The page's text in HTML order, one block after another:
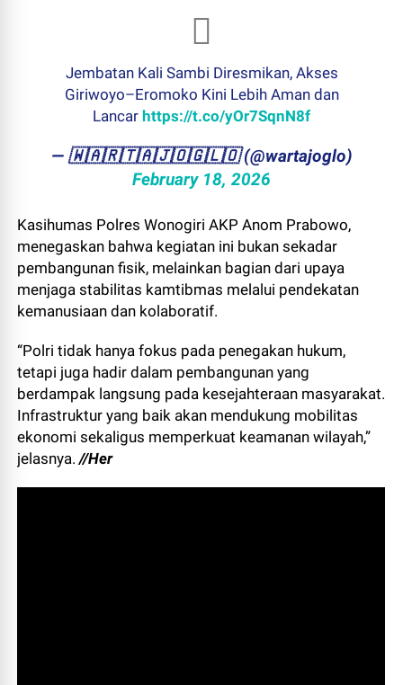
Jembatan Kali Sambi Diresmikan, Akses
Giriwoyo–Eromoko Kini Lebih Aman dan
Lancar https://t.co/yOr7SqnN8f
— ​🇼​​🇦​​🇷​​🇹​​🇦​​🇯​​🇴​​🇬​​🇱​​🇴 (@wartajoglo)
February 18, 2026
Kasihumas Polres Wonogiri AKP Anom Prabowo,
menegaskan bahwa kegiatan ini bukan sekadar
pembangunan fisik, melainkan bagian dari upaya
menjaga stabilitas kamtibmas melalui pendekatan
kemanusiaan dan kolaboratif.
“Polri tidak hanya fokus pada penegakan hukum,
tetapi juga hadir dalam pembangunan yang
berdampak langsung pada kesejahteraan masyarakat.
Infrastruktur yang baik akan mendukung mobilitas
ekonomi sekaligus memperkuat keamanan wilayah,”
jelasnya.//Her